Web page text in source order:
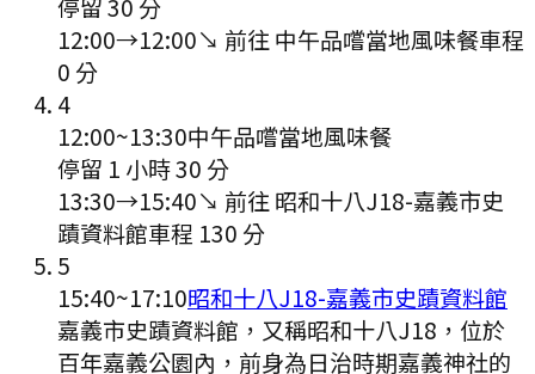
停留 30 分
12:00→12:00↘ 前往 中午品嚐當地風味餐車程
0 分
4
12:00~13:30中午品嚐當地風味餐
停留 1 小時 30 分
13:30→15:40↘ 前往 昭和十八J18-嘉義市史
蹟資料館車程 130 分
5
15:40~17:10昭和十八J18-嘉義市史蹟資料館
嘉義市史蹟資料館，又稱昭和十八J18，位於
百年嘉義公園內，前身為日治時期嘉義神社的